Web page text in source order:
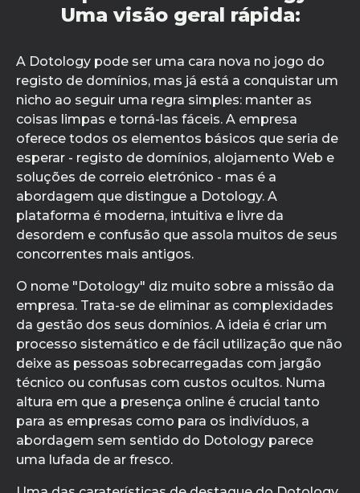
Uma visão geral rápida:
A Dotology pode ser uma cara nova no jogo do
registo de domínios, mas já está a conquistar um
nicho ao seguir uma regra simples: manter as
coisas limpas e torná-las fáceis. A empresa
oferece todos os elementos básicos que seria de
esperar - registo de domínios, alojamento Web e
soluções de correio eletrónico - mas é a
abordagem que distingue a Dotology. A
plataforma é moderna, intuitiva e livre da
desordem e confusão que assola muitos de seus
concorrentes mais antigos.
O nome "Dotology" diz muito sobre a missão da
empresa. Trata-se de eliminar as complexidades
da gestão dos seus domínios. A ideia é criar um
processo sistemático e de fácil utilização que não
deixe as pessoas sobrecarregadas com jargão
técnico ou confusas com custos ocultos. Numa
altura em que a presença online é crucial tanto
para as empresas como para os indivíduos, a
abordagem sem sentido do Dotology parece
uma lufada de ar fresco.